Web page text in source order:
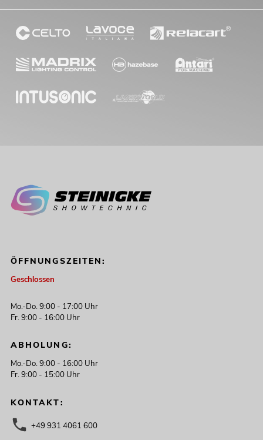
ÖFFNUNGSZEITEN:
Geschlossen
Mo.-Do. 9:00 - 17:00 Uhr
Fr. 9:00 - 16:00 Uhr
ABHOLUNG:
Mo.-Do. 9:00 - 16:00 Uhr
Fr. 9:00 - 15:00 Uhr
KONTAKT:
+49 931 4061 600